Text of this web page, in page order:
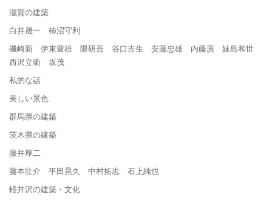
滋賀の建築
白井晟一 柿沼守利
磯崎新 伊東豊雄 隈研吾 谷口吉生 安藤忠雄 内藤廣 妹島和世
西沢立衛 坂茂
私的な話
美しい景色
群馬県の建築
茨木県の建築
藤井厚二
藤本壮介 平田晃久 中村拓志 石上純也
軽井沢の建築・文化